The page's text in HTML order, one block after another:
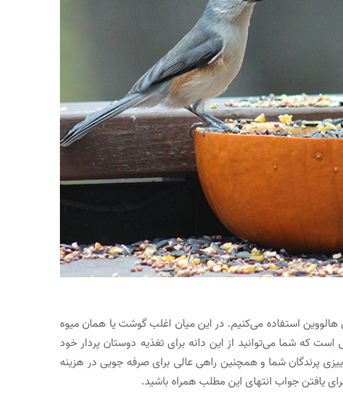
استفاده می‌کنیم. در این میان اغلب گوشت یا همان میوه
که شما می‌توانید از این دانه برای تغذیه دوستان پردار خود
پرندگان شما و همچنین راهی عالی برای صرفه جویی در هزینه
برای یافتن جواب انتهای این مطلب همراه باشید.